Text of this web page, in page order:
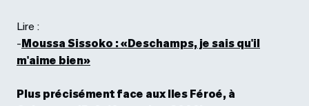
Lire :
-Moussa Sissoko : «Deschamps, je sais qu'il
m'aime bien»
Plus précisément face aux Iles Féroé, à